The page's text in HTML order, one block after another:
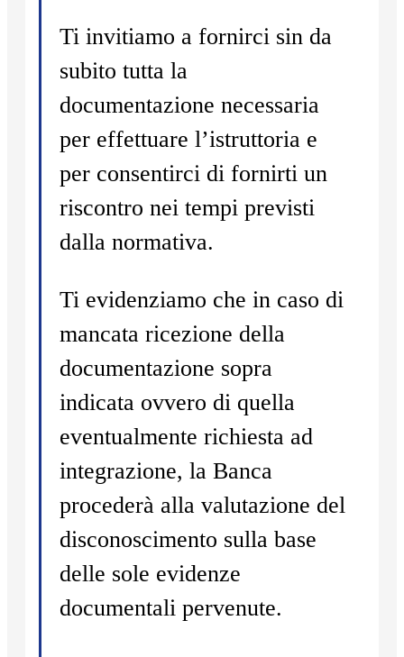
Ti invitiamo a fornirci sin da
subito tutta la
documentazione necessaria
per effettuare l’istruttoria e
per consentirci di fornirti un
riscontro nei tempi previsti
dalla normativa.
Ti evidenziamo che in caso di
mancata ricezione della
documentazione sopra
indicata ovvero di quella
eventualmente richiesta ad
integrazione, la Banca
procederà alla valutazione del
disconoscimento sulla base
delle sole evidenze
documentali pervenute.